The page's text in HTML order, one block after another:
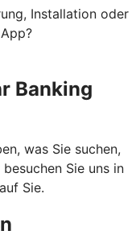
Installation oder
Banking
was Sie suchen,
Sie uns in
Sie.